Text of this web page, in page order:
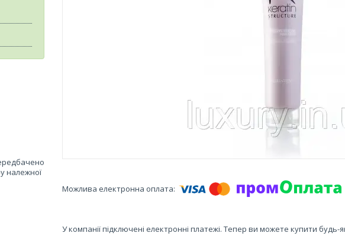
належної
У компанії підключені електронні платежі. Тепер ви можете купити